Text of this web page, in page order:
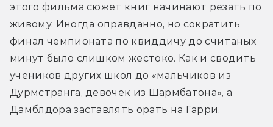
этого фильма сюжет книг начинают резать по
живому. Иногда оправданно, но сократить
финал чемпионата по квиддичу до считаных
минут было слишком жестоко. Как и сводить
учеников других школ до «мальчиков из
Дурмстранга, девочек из Шармбатона», а
Дамблдора заставлять орать на Гарри.